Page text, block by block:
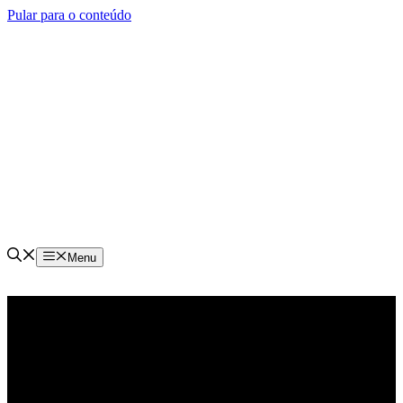
Pular para o conteúdo
Menu